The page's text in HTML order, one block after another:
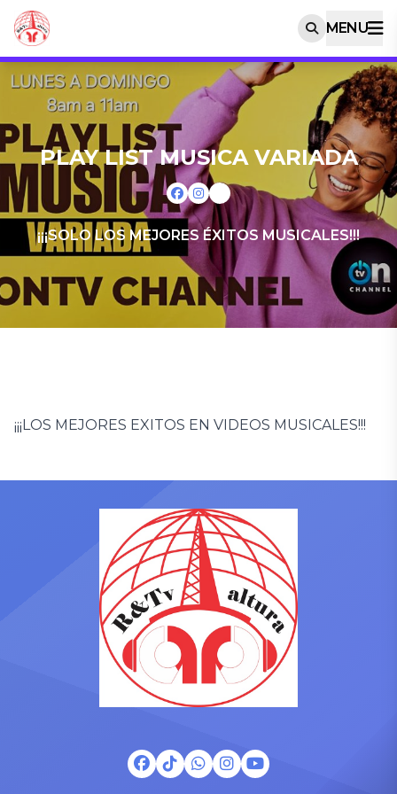
MENU
PLAY LIST MUSICA VARIADA
¡¡¡SOLO LOS MEJORES ÉXITOS MUSICALES!!!
¡¡¡LOS MEJORES EXITOS EN VIDEOS MUSICALES!!!